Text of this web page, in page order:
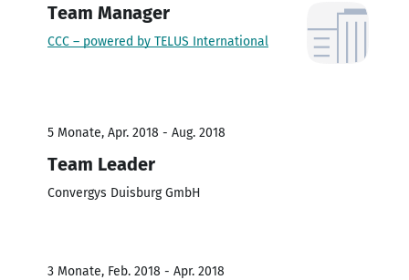
Team Manager
CCC – powered by TELUS International
5 Monate, Apr. 2018 - Aug. 2018
Team Leader
Convergys Duisburg GmbH
3 Monate, Feb. 2018 - Apr. 2018